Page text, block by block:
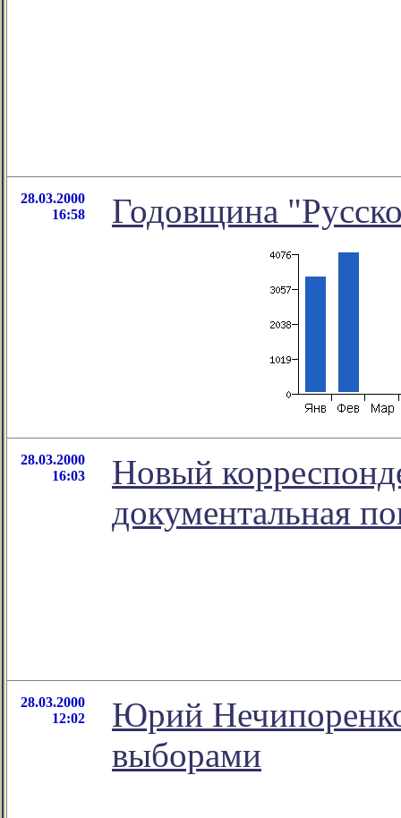
28.03.2000
16:58
Годовщина
28.03.2000
16:03
Новый
документальная
28.03.2000
12:02
Юрий
выборами